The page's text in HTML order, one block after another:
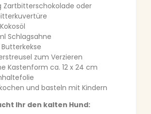
Zartbitterschokolade oder
Schlagsahne
Butterkekse
zum Verzieren
Kastenform ca. 12 x 24 cm
Ihr den kalten Hund: